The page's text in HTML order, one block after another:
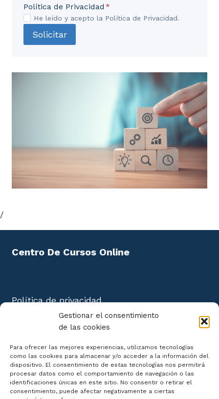
Gestionar el consentimiento
de las cookies
Para ofrecer las mejores experiencias, utilizamos tecnologías
como las cookies para almacenar y/o acceder a la información del
dispositivo. El consentimiento de estas tecnologías nos permitirá
procesar datos como el comportamiento de navegación o las
identificaciones únicas en este sitio. No consentir o retirar el
consentimiento, puede afectar negativamente a ciertas
Política de Privacidad *
He leído y acepto la Política de Privacidad.
Solicitar
/
Centro De Cursos Online
Política de privacidad
Aviso Legal
Política de cookies
Declaración de Accesibilidad